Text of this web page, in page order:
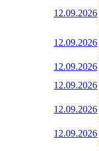
12.09.2026
12.09.2026
12.09.2026
12.09.2026
12.09.2026
12.09.2026